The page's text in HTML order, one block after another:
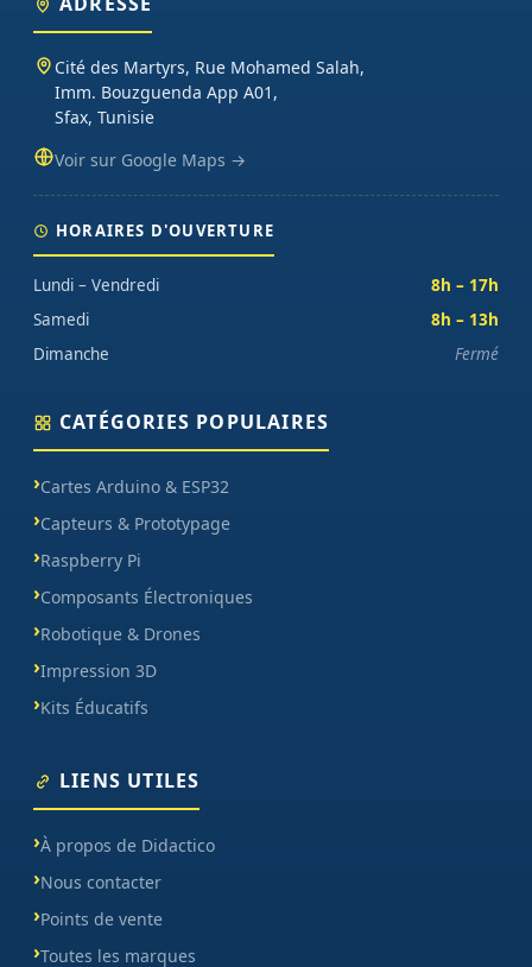
sur chaque commande.
Cité des Martyrs, Rue Mohamed Salah,
Imm. Bouzguenda App A01,
Sfax, Tunisie
Voir sur Google Maps →
HORAIRES D'OUVERTURE
Lundi – Vendredi
8h – 17h
Samedi
8h – 13h
Dimanche
Fermé
CATÉGORIES POPULAIRES
Cartes Arduino & ESP32
Capteurs & Prototypage
Raspberry Pi
Composants Électroniques
Robotique & Drones
Impression 3D
Kits Éducatifs
LIENS UTILES
À propos de Didactico
Nous contacter
Points de vente
Toutes les marques